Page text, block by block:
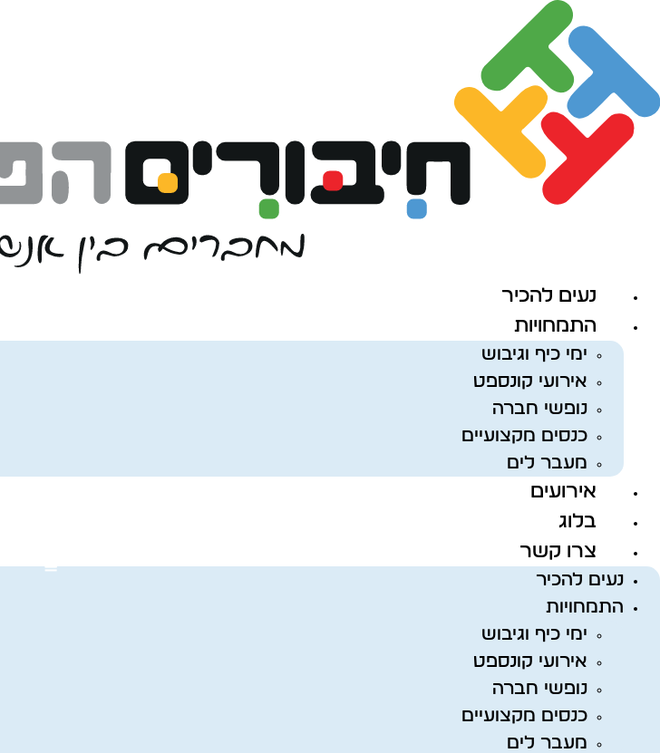
נעים להכיר
התמחויות
ימי כיף וגיבוש
אירועי קונספט
נופשי חברה
כנסים מקצועיים
מעבר לים
אירועים
בלוג
צרו קשר
נעים להכיר
התמחויות
ימי כיף וגיבוש
אירועי קונספט
נופשי חברה
כנסים מקצועיים
מעבר לים